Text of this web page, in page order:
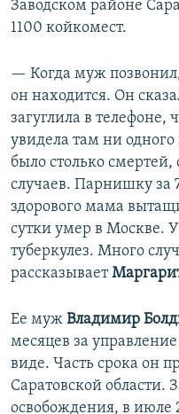
Заводском районе
1100 койкомест.
— Когда муж
он находится. Он
загуглила в телефоне,
увидела там ни
было столько
случаев. Парнишку за
здорового мама
сутки умер в Москве.
туберкулез. Много
рассказывает
Ее муж Владимир
месяцев за
виде. Часть срока он
Саратовской области.
освобождения, в июле